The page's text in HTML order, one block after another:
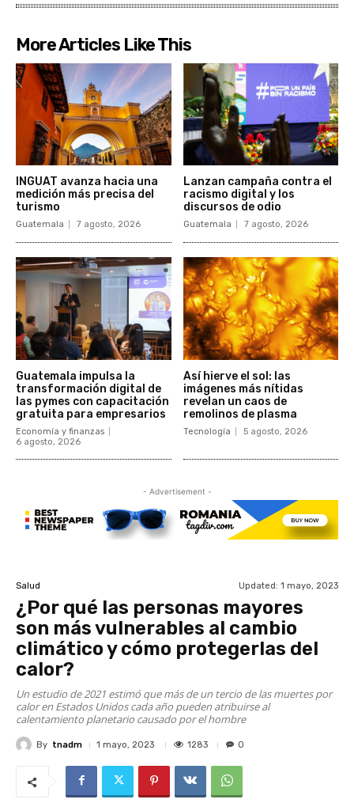
More Articles Like This
INGUAT avanza hacia una
medición más precisa del
turismo
Guatemala 7 agosto, 2026
Lanzan campaña contra el
racismo digital y los
discursos de odio
Guatemala 7 agosto, 2026
Guatemala impulsa la
transformación digital de
las pymes con capacitación
gratuita para empresarios
Economía y finanzas
6 agosto, 2026
Así hierve el sol: las
imágenes más nítidas
revelan un caos de
remolinos de plasma
Tecnología 5 agosto, 2026
- Advertisement -